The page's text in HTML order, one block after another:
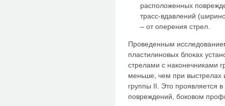
расположенных
трасс-вдавлений
– от оперения стрел.
Проведенным
пластилиновых блоках
стрелами с наконечниками
меньше, чем при выстрелах
группы II. Это проявляется
повреждений, боковом